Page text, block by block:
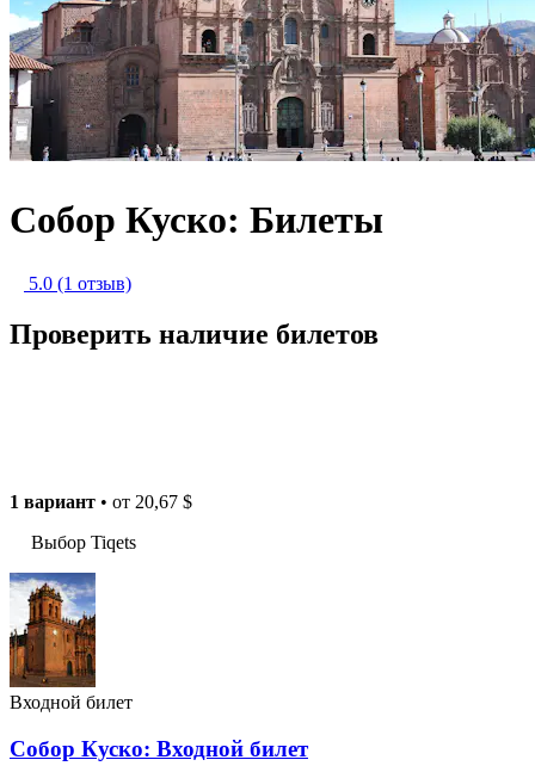
Собор Куско: Билеты
5.0 (1 отзыв)
Проверить наличие билетов
1 вариант • от 20,67 $
Выбор Tiqets
Входной билет
Собор Куско: Входной билет